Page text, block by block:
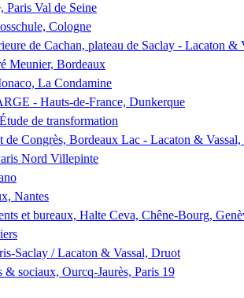
Paris Val de Seine
Cologne
de Cachan, plateau de Saclay - Lacaton &
Meunier, Bordeaux
La Condamine
- Hauts-de-France, Dunkerque
de transformation
de Congrès, Bordeaux Lac - Lacaton &
Nord Villepinte
Nantes
et bureaux, Halte Ceva, Chêne-Bourg,
Saclay / Lacaton & Vassal, Druot
& sociaux, Ourcq-Jaurès, Paris 19